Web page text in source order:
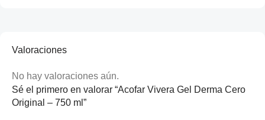
Valoraciones
No hay valoraciones aún.
Sé el primero en valorar “Acofar Vivera Gel Derma Cero
Original – 750 ml”